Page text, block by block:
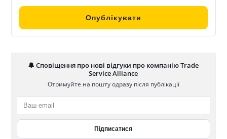
🔔 Сповіщення про нові відгуки про компанію Trade
Service Alliance
Отримуйте на пошту одразу після публікації